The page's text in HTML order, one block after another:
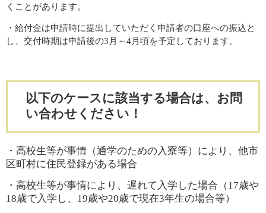
くことがあります。
・給付金は申請時に提出していただく申請者の口座への振込と
し、交付時期は申請後の3月～4月頃を予定しております。
以下のケースに該当する場合は、お問
い合わせください！
・高校生等が事情（通学のための入寮等）により、他市
区町村に住民登録がある場合
・高校生等が事情により、遅れて入学した場合（17歳や
18歳で入学し、19歳や20歳で現在3年生の場合等）